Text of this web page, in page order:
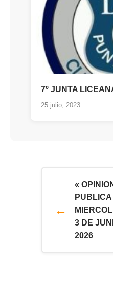
7º JUNTA
25 julio, 2023
«
PUBLICA
3 DE
2026